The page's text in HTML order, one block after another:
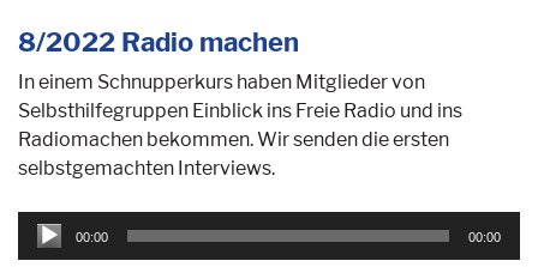
8/2022 Radio machen
In einem Schnupperkurs haben Mitglieder von
Selbsthilfegruppen Einblick ins Freie Radio und ins
Radiomachen bekommen. Wir senden die ersten
selbstgemachten Interviews.
Audio-
Player
00:00 00:00